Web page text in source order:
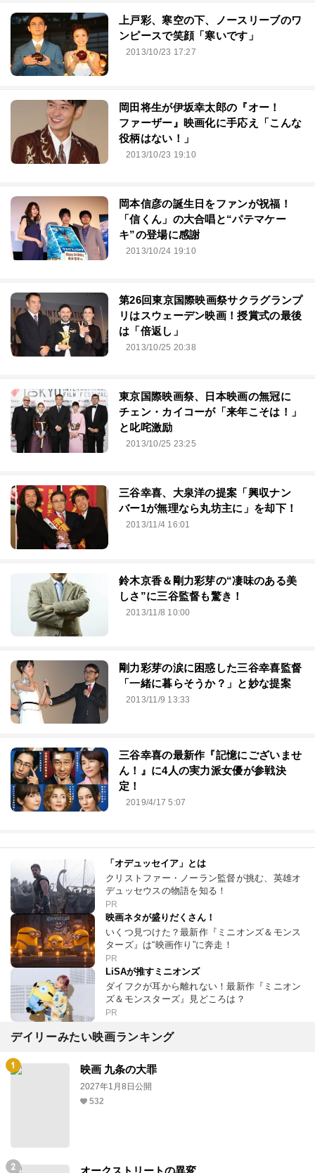
上戸彩、寒空の下、ノースリーブのワ
ンピースで笑顔「寒いです」
2013/10/23 17:27
岡田将生が伊坂幸太郎の『オー！
ファーザー』映画化に手応え「こんな
役柄はない！」
2013/10/23 19:10
岡本信彦の誕生日をファンが祝福！
「信くん」の大合唱と“パテマケー
キ”の登場に感謝
2013/10/24 19:10
第26回東京国際映画祭サクラグランプ
リはスウェーデン映画！授賞式の最後
は「倍返し」
2013/10/25 20:38
東京国際映画祭、日本映画の無冠に
チェン・カイコーが「来年こそは！」
と叱咤激励
2013/10/25 23:25
三谷幸喜、大泉洋の提案「興収ナン
バー1が無理なら丸坊主に」を却下！
2013/11/4 16:01
鈴木京香＆剛力彩芽の“凄味のある美
しさ”に三谷監督も驚き！
2013/11/8 10:00
剛力彩芽の涙に困惑した三谷幸喜監督
「一緒に暮らそうか？」と妙な提案
2013/11/9 13:33
三谷幸喜の最新作『記憶にございませ
ん！』に4人の実力派女優が参戦決
定！
2019/4/17 5:07
「オデュッセイア」とは
クリストファー・ノーラン監督が挑む、英雄オ
デュッセウスの物語を知る！
PR
映画ネタが盛りだくさん！
いくつ見つけた？最新作『ミニオンズ＆モンス
ターズ』は“映画作り”に奔走！
PR
LiSAが推すミニオンズ
ダイフクが耳から離れない！最新作『ミニオン
ズ＆モンスターズ』見どころは？
PR
デイリーみたい映画ランキング
映画 九条の大罪
2027年1月8日公開
532
オークストリートの異変